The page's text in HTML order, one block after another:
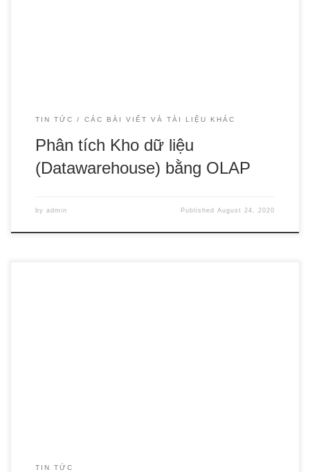
TIN TỨC CÁC BÀI VIẾT VÀ TÀI LIỆU KHÁC
Phân tích Kho dữ liệu
(Datawarehouse) bằng OLAP
by admin PublishedAugust 24, 2020
TIN TỨC